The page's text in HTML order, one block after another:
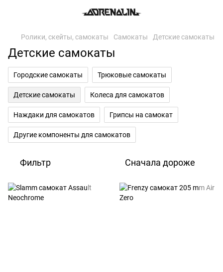
Ролики, скейты, самокаты Самокаты Детские самокаты
Детские самокаты
Городские самокаты Трюковые самокаты
Детские самокаты Колеса для самокатов
Наждаки для самокатов Грипсы на самокат
Другие компоненты для самокатов
Фильтр Сначала дороже